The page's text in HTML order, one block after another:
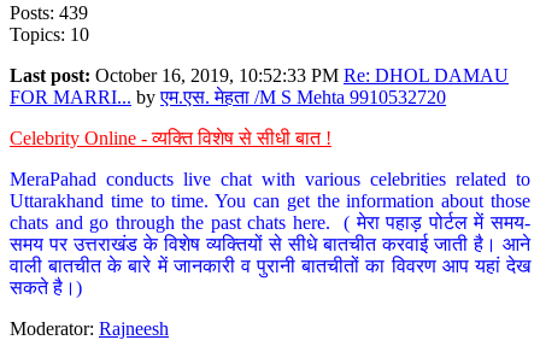
Posts: 439
Topics: 10
Last post: October 16, 2019, 10:52:33 PM Re: DHOL DAMAU
FOR MARRI... byएम.एस. मेहता /M S Mehta 9910532720
Celebrity Online - व्यक्ति विशेष से सीधी बात !
MeraPahad conducts live chat with various celebrities related to
Uttarakhand time to time. You can get the information about those
chats and go through the past chats here. ( मेरा पहाड़ पोर्टल में समय-
समय पर उत्तराखंड के विशेष व्यक्तियों से सीधे बातचीत करवाई जाती है। आने
वाली बातचीत के बारे में जानकारी व पुरानी बातचीतों का विवरण आप यहां देख
सकते है।)
Moderator: Rajneesh